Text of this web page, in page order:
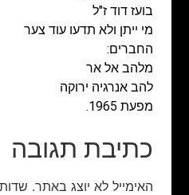
בועז דוד ז"ל
מי ייתן ולא תדעו עוד צער
החברים:
מלהב אל אר
להב אנרגיה ירוקה
מפעת 1965.
כתיבת תגובה
האימייל לא יוצג באתר.